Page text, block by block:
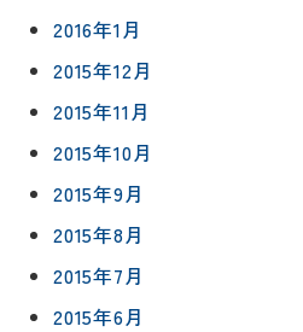
2016年1月
2015年12月
2015年11月
2015年10月
2015年9月
2015年8月
2015年7月
2015年6月